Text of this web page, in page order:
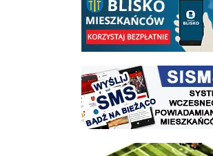
link do strony systemu wczesnego
link do opisu projektu Wielickie Orliki